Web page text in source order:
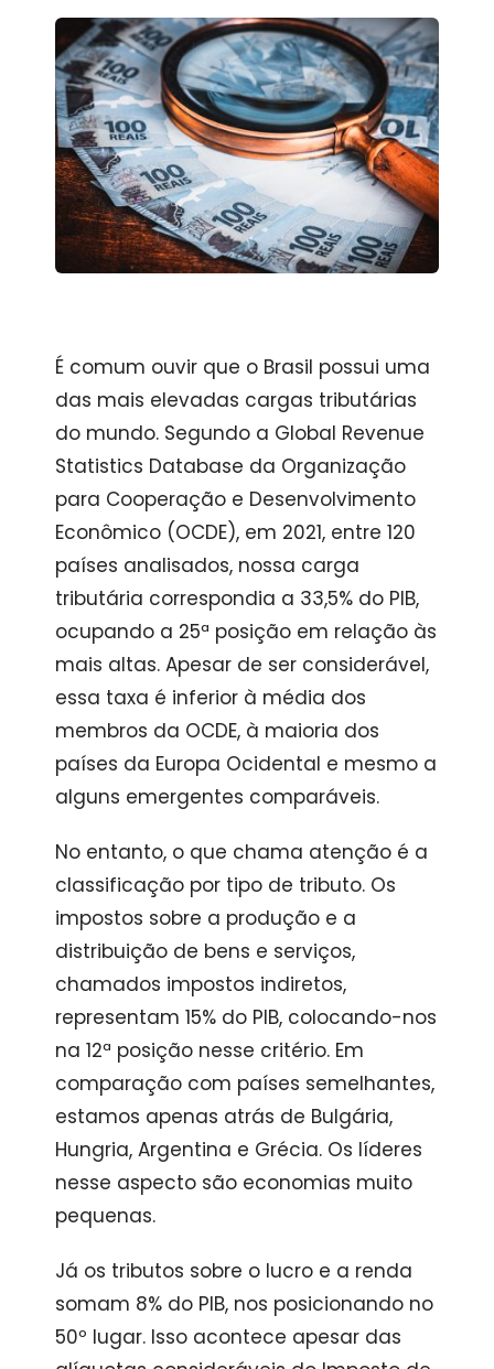
É comum ouvir que o Brasil possui uma
das mais elevadas cargas tributárias
do mundo. Segundo a Global Revenue
Statistics Database da Organização
para Cooperação e Desenvolvimento
Econômico (OCDE), em 2021, entre 120
países analisados, nossa carga
tributária correspondia a 33,5% do PIB,
ocupando a 25ª posição em relação às
mais altas. Apesar de ser considerável,
essa taxa é inferior à média dos
membros da OCDE, à maioria dos
países da Europa Ocidental e mesmo a
alguns emergentes comparáveis.
No entanto, o que chama atenção é a
classificação por tipo de tributo. Os
impostos sobre a produção e a
distribuição de bens e serviços,
chamados impostos indiretos,
representam 15% do PIB, colocando-nos
na 12ª posição nesse critério. Em
comparação com países semelhantes,
estamos apenas atrás de Bulgária,
Hungria, Argentina e Grécia. Os líderes
nesse aspecto são economias muito
pequenas.
Já os tributos sobre o lucro e a renda
somam 8% do PIB, nos posicionando no
50º lugar. Isso acontece apesar das